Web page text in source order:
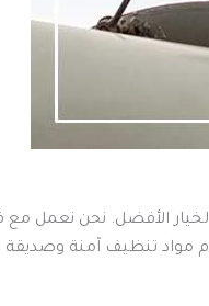
الخيار الأفضل. نحن نعمل
مواد تنظيف آمنة وصديقة